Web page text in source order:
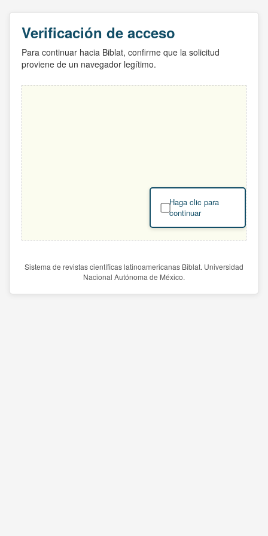
Verificación de acceso
Para continuar hacia Biblat, confirme que la solicitud
proviene de un navegador legítimo.
Haga clic para
continuar
Sistema de revistas científicas latinoamericanas Biblat. Universidad
Nacional Autónoma de México.